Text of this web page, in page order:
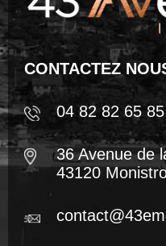
CONTACTEZ
04 82 82 65 85
36 Avenue de
43120